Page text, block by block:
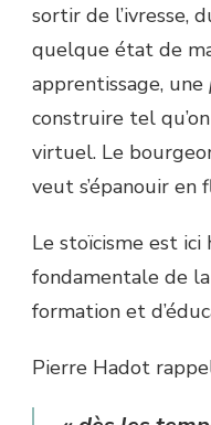
sortir de l’ivresse,
quelque état de
apprentissage, une
construire tel
virtuel. Le
veut s’épanouir en
Le stoïcisme est ici
fondamentale de
formation et
Pierre Hadot